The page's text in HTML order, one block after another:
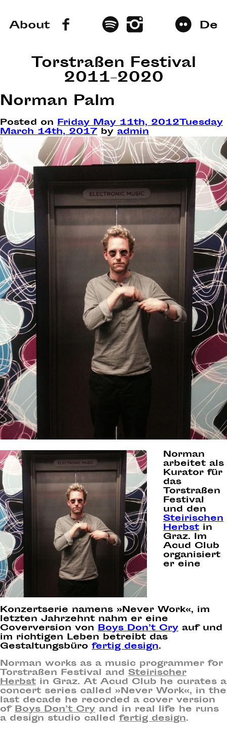
About De
Torstraßen Festival
2011–2020
Norman Palm
Posted on Friday May 11th, 2012Tuesday
March 14th, 2017 by admin
Norman
arbeitet als
Kurator für
das
Torstraßen
Festival
und den
Steirischen
Herbst in
Graz. Im
Acud Club
organisiert
er eine
Konzertserie namens »Never Work«, im
letzten Jahrzehnt nahm er eine
Coverversion von Boys Don’t Cry auf und
im richtigen Leben betreibt das
Gestaltungsbüro fertig design.
Norman works as a music programmer for
Torstraßen Festival and Steirischer
Herbst in Graz. At Acud Club he curates a
concert series called »Never Work«, in the
last decade he recorded a cover version
ofBoys Don’t Cry and in real life he runs
a design studio called fertig design.